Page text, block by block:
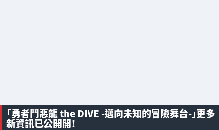
「勇者鬥惡龍 the DIVE -邁向未知的冒險舞台-」更多
新資訊已公開開！